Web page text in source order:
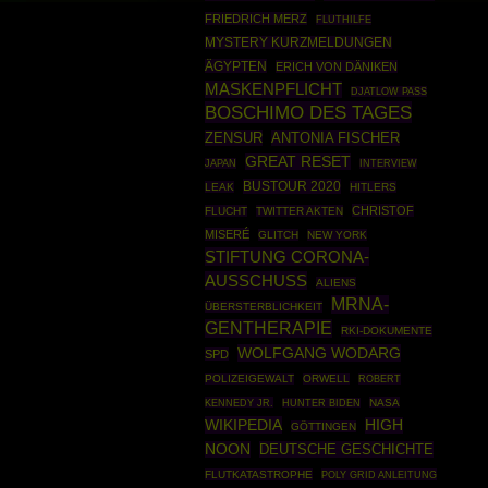
FRIEDRICH MERZ
FLUTHILFE
MYSTERY KURZMELDUNGEN
ÄGYPTEN ERICH VON DÄNIKEN
MASKENPFLICHT DJATLOW PASS
BOSCHIMO DES TAGES
ZENSUR ANTONIA FISCHER
JAPAN GREAT RESET INTERVIEW
LEAK BUSTOUR 2020
HITLERS
FLUCHT
TWITTER AKTEN
CHRISTOF
MISERÉ
GLITCH NEW YORK
STIFTUNG CORONA-
AUSSCHUSS
ALIENS
ÜBERSTERBLICHKEIT
MRNA-
GENTHERAPIE
RKI-DOKUMENTE
SPD WOLFGANG WODARG
POLIZEIGEWALT ORWELL
ROBERT
KENNEDY JR.
HUNTER BIDEN NASA
WIKIPEDIA GÖTTINGEN
HIGH
NOON
DEUTSCHE GESCHICHTE
FLUTKATASTROPHE POLY GRID ANLEITUNG